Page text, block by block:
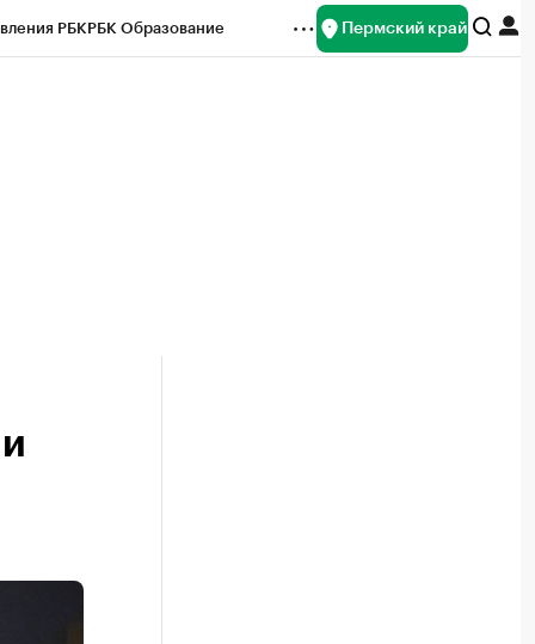
РБКРБК Образование Пермский край